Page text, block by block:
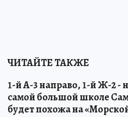
ЧИТАЙТЕ ТАКЖЕ
1-й А-3 направо, 1-й Ж-2 -
самой большой школе
будет похожа на